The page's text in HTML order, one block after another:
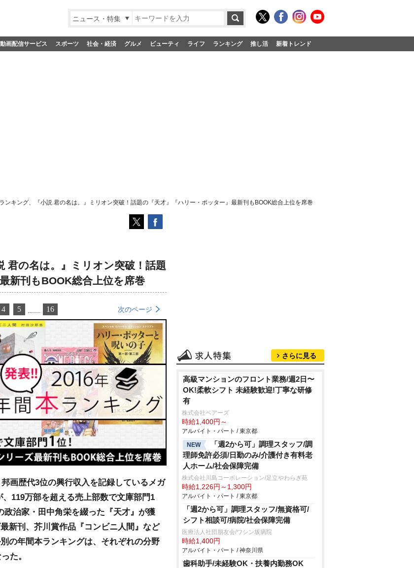
ニュース・特集
動画配信サービス スポーツ 社会・経済 グルメ ビューティ ライフ ランキング 推し活 新着トレンド
ンキング、『小説 君の名は。』ミリオン突破！話題の『天才』『ハリー・ポッター』最新刊もBOOK総合上位を席巻
君の名は。』ミリオン突破！話題
新刊もBOOK総合上位を席巻
4 5 16 次のページ
画歴代3位の興行収入を記録しているメガ
119万部を超える売上部数で文庫部門1
治家・田中角栄を綴った『天才』が獲
新刊、芥川賞作品『コンビニ人間』など
の年間本ランキングは、それぞれの分野
た。
さらに見る
⾼級マンションのフロント業務/週2⽇〜
OK!柔軟シフト 未経験歓迎!丁寧な研修
有
株式会社ベアーズ
時給1,400円～
アルバイト・パート / 東京都
NEW
「週2から可」調理スタッフ/調
理師免許必須/日勤のみ/介護付き有料老
人ホーム/社会保障完備
株式会社川島コーポレーション/足立やわらぎ苑
時給1,226円～1,300円
アルバイト・パート / 東京都
「週2から可」調理スタッフ/無資格可/
シフト相談可/病院/社会保障完備
医療法人社団朋友会/ワシン坂病院
時給1,400円
アルバイト・パート / 神奈川県
歯科助手/未経験OK・扶養内勤務OK